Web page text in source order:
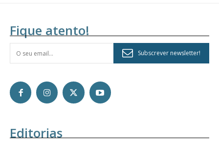
Fique atento!
Subscrever newsletter!
Editorias